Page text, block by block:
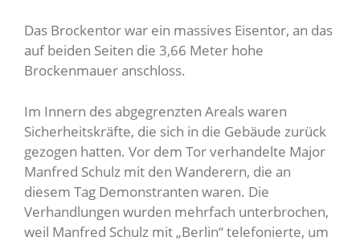
Das Brockentor war ein massives Eisentor, an das
auf beiden Seiten die 3,66 Meter hohe
Brockenmauer anschloss.
Im Innern des abgegrenzten Areals waren
Sicherheitskräfte, die sich in die Gebäude zurück
gezogen hatten. Vor dem Tor verhandelte Major
Manfred Schulz mit den Wanderern, die an
diesem Tag Demonstranten waren. Die
Verhandlungen wurden mehrfach unterbrochen,
weil Manfred Schulz mit „Berlin“ telefonierte, um